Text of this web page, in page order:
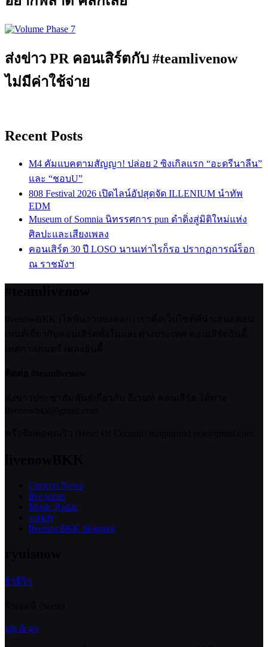
ส่งข่าว PR คอนเสิร์ตกับ #teamlivenow
ไม่มีค่าใช้จ่าย
Recent Posts
M4 คัมแบคตามสัญญา! ปล่อย 2 ซิงเกิลแรก “อะดรีนาลีน”
และ “ชอบU”
808 Festival 2026 เปิดไลน์อัปสุดจัด ILLENIUM นำทัพ
EDM
Museum of Somnia นิทรรศการ pun ดำดิ่งสู่มิติใหม่แห่ง
ศิลปะและเสียงเพลง
คอนเสิร์ต 30 ปี LOSO นานเท่าไรก็รอ ปรากฏการณ์ร็อก
ณ ราชมังฯ
Concert News
live recap
Music Radar
variety
livenowBKK blogspot
ริวรีวิว
gig & go